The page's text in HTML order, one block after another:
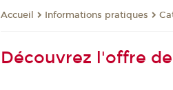
Accueil Informations pratiques
Découvrez l'offre